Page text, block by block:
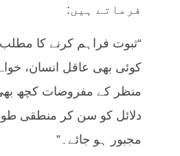
فرماتے ہیں:
“ثبوت فراہم کرنے کا مطلب
کوئی بھی عاقل انسان،
منظر کے مفروضات کچھ
دلائل کو سن کر منطقی طور
مجبور ہو جائے۔”